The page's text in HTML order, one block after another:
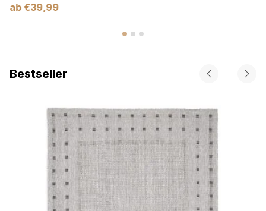
ab €39,99
Bestseller